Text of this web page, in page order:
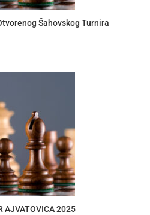
Šahovskog Turnira
AJVATOVICA 2025